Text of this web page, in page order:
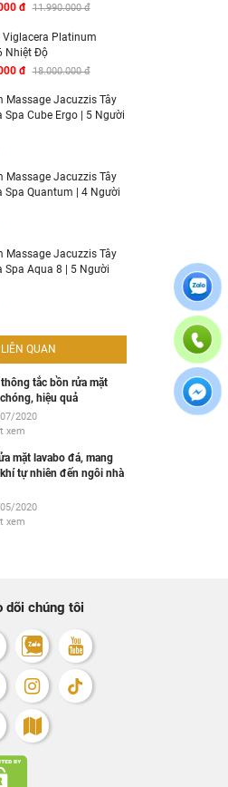
đ 11.990.000 đ
Viglacera Platinum
Nhiệt Độ
đ 18.000.000 đ
Massage Jacuzzis Tây
Spa Cube Ergo | 5 Người
Massage Jacuzzis Tây
Spa Quantum | 4 Người
Massage Jacuzzis Tây
Spa Aqua 8 | 5 Người
QUAN
tắc bồn rửa mặt
hiệu quả
2020
xem
mặt lavabo đá, mang
tự nhiên đến ngôi nhà
2020
xem
dõi chúng tôi